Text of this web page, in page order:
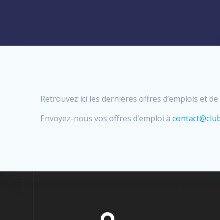
Retrouvez ici les dernières offres d’emplois et
Envoyez-nous vos offres d’emploi à